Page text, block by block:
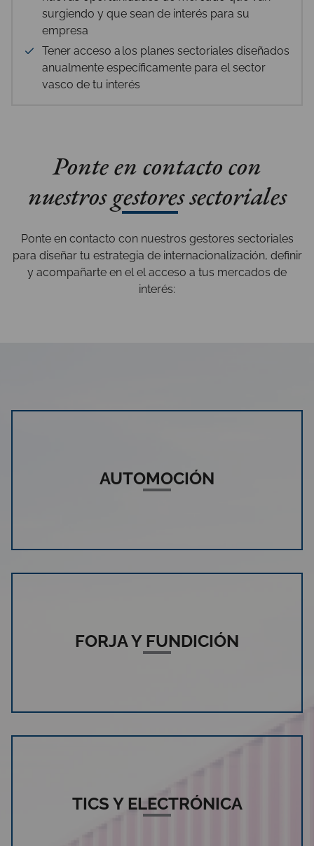
surgiendo y que sean de interés para su
empresa
Tener acceso a los planes sectoriales diseñados
anualmente específicamente para el sector
vasco de tu interés
Ponte en contacto con
nuestros gestores sectoriales
Ponte en contacto con nuestros gestores sectoriales
para diseñar tu estrategia de internacionalización, definir
y acompañarte en el el acceso a tus mercados de
interés:
AUTOMOCIÓN
FORJA Y FUNDICIÓN
TICS Y ELECTRÓNICA